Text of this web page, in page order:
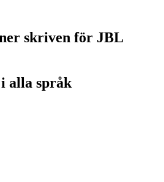
skriven för JBL
alla språk